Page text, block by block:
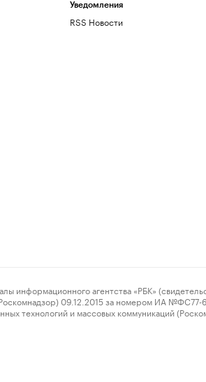
Уведомления
RSS Новости
агентства «РБК»
09.12.2015 за номером ИА №ФС77-
технологий и массовых коммуникаций